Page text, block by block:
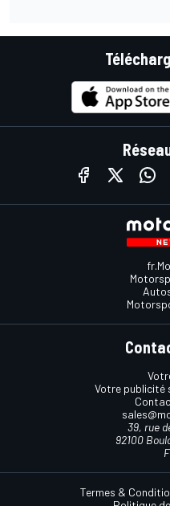
Votre publicité
39, rue
92100
Termes &